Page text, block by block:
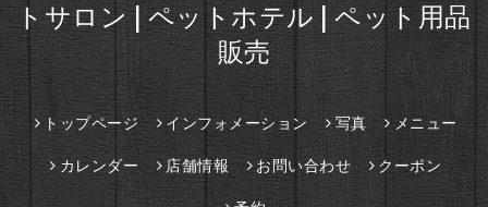
トサロン | ペットホテル | ペット用品
販売
トップページ インフォメーション 写真 メニュー
カレンダー 店舗情報 お問い合わせ クーポン